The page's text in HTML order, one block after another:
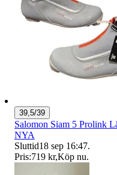
39,5/39
Salomon Siam 5 Prolink
NYA
Sluttid18 sep 16:47.
Pris:719 kr,Köp nu.